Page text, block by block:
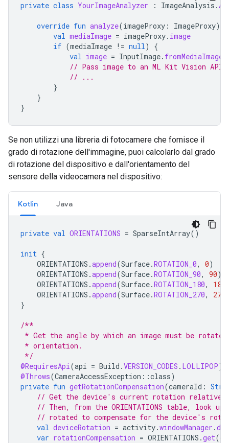
private class YourImageAnalyzer : ImageAnalysis .
override fun analyze(imageProxy : ImageProxy)
val mediaImage = imageProxy. image
if (mediaImage != null)
{
val image = InputImage. fromMediaImage
// Pass image to an ML Kit Vision API
// ...
}
}
}
Se non utilizzi una libreria di fotocamere che fornisce il
grado di rotazione dell'immagine, puoi calcolarlo dal grado
di rotazione del dispositivo e dall'orientamento del
sensore della videocamera nel dispositivo:
Kotlin Java
private val ORIENTATIONS = SparseIntArray()
init {
ORIENTATIONS .append(Surface.ROTATION_0, 0)
ORIENTATIONS .append(Surface.ROTATION_90, 90)
ORIENTATIONS .append(Surface.ROTATION_180, 180
ORIENTATIONS .append(Surface.ROTATION_270, 270
}
/**
* Get the angle by which an image must be
* orientation.
*/
@RequiresApi(api = Build .VERSION_CODES . LOLLIPOP)
@Throws(CameraAccessException ::class)
private fun getRotationCompensation(cameraId :
// Get the device's current rotation
// Then, from the ORIENTATIONS table, look
// rotated to compensate for the device's
val deviceRotation = activity.windowManager .
var rotationCompensation = ORIENTATIONS .get(